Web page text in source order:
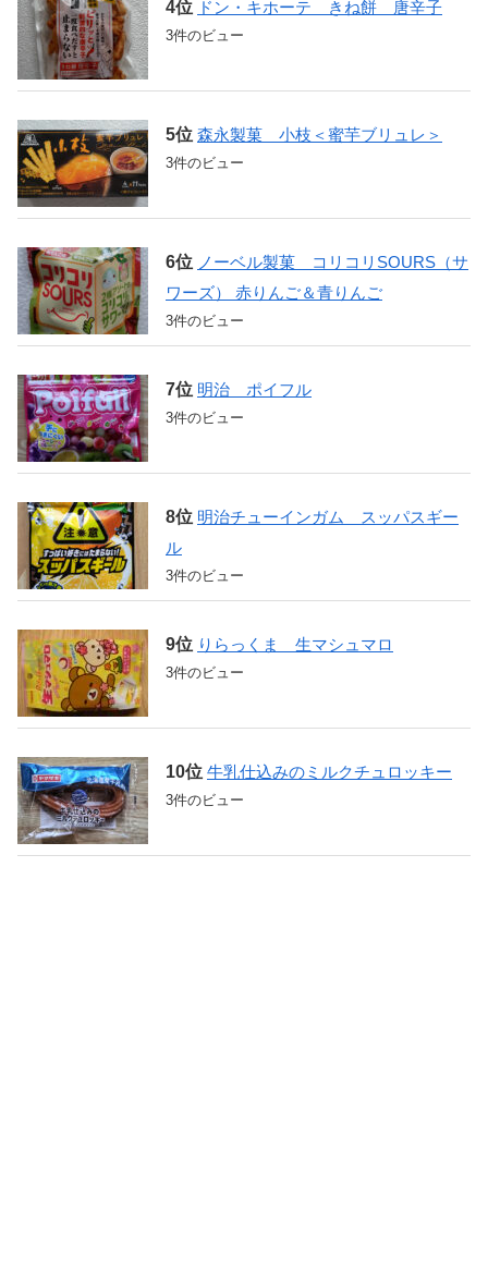
ドン・キホーテ きね餅 唐辛子
3件のビュー
森永製菓 小枝＜蜜芋ブリュレ＞
3件のビュー
ノーベル製菓 コリコリSOURS（サ
ワーズ） 赤りんご＆青りんご
3件のビュー
明治 ポイフル
3件のビュー
明治チューインガム スッパスギー
ル
3件のビュー
りらっくま 生マシュマロ
3件のビュー
牛乳仕込みのミルクチュロッキー
3件のビュー